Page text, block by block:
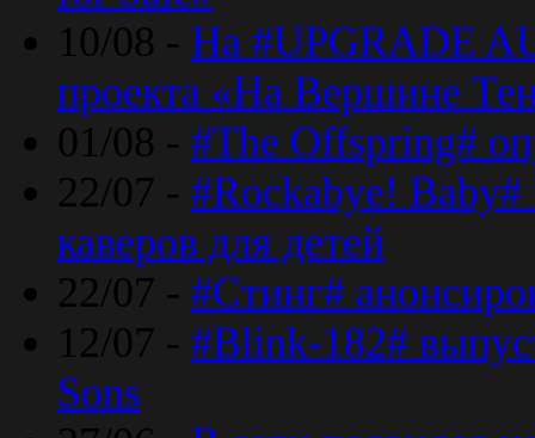
10/08 - На #UPGRADE
проекта «На Вершине
01/08 - #The Offspring#
22/07 - #Rockabye!
каверов для детей
22/07 - #Стинг#
12/07 - #Blink-182#
Sons